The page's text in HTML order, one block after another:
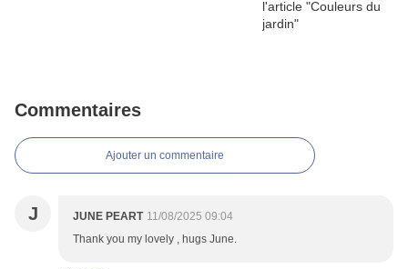
Commentaires
Ajouter un commentaire
J JUNE PEART 11/08/2025 09:04
Thank you my lovely , hugs June.